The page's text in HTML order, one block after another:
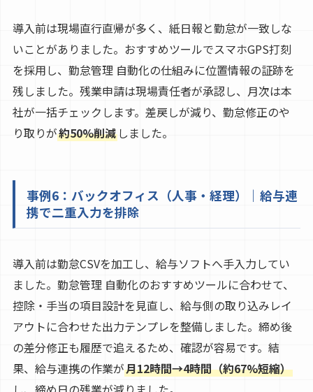
導入前は現場直行直帰が多く、紙日報と勤怠が一致しな
いことがありました。おすすめツールでスマホGPS打刻
を採用し、勤怠管理 自動化の仕組みに位置情報の証跡を
残しました。残業申請は現場責任者が承認し、月次は本
社が一括チェックします。差戻しが減り、勤怠修正のや
り取りが約50%削減しました。
事例6：バックオフィス（人事・経理）｜給与連
携で二重入力を排除
導入前は勤怠CSVを加工し、給与ソフトへ手入力してい
ました。勤怠管理 自動化のおすすめツールに合わせて、
控除・手当の項目設計を見直し、給与側の取り込みレイ
アウトに合わせた出力テンプレを整備しました。締め後
の差分修正も履歴で追えるため、確認が容易です。結
果、給与連携の作業が月12時間→4時間（約67%短縮）